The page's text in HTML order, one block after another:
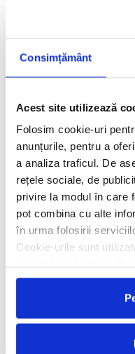
Consimțământ
Acest site utilizează
Folosim cookie-uri
anunțurile, pentru a
a analiza traficul. De
rețele sociale, de
privire la modul în care
pot combina cu alte
în urma folosirii
Cookie-urile sunt
Agentia Travel Matters
nr. 1086 / 03.03.2025
Seria I - Numarul 56861/